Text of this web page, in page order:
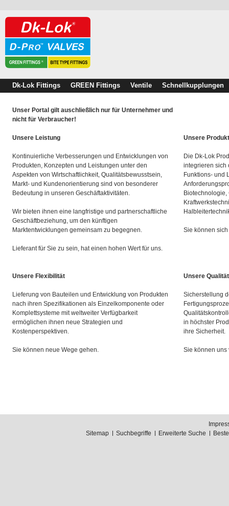
Dk-Lok Fittings GREEN Fittings Ventile Schnellkupplungen
Unser Portal gilt auschließlich nur für Unternehmer und
nicht für Verbraucher!
Unsere Leistung
Kontinuierliche Verbesserungen und Entwicklungen von
Produkten, Konzepten und Leistungen unter den
Aspekten von Wirtschaftlichkeit, Qualitätsbewusstsein,
Markt- und Kundenorientierung sind von besonderer
Bedeutung in unseren Geschäftaktivitäten.
Wir bieten ihnen eine langfristige und partnerschaftliche
Geschäftbeziehung, um den künftigen
Marktentwicklungen gemeinsam zu begegnen.
Lieferant für Sie zu sein, hat einen hohen Wert für uns.
Unsere
Die Dk-Lok
integrieren sich
Funktions- und
Sie können
Unsere Flexibilität
Lieferung von Bauteilen und Entwicklung von Produkten
nach ihren Spezifikationen als Einzelkomponente oder
Komplettsysteme mit weltweiter Verfügbarkeit
ermöglichen ihnen neue Strategien und
Kostenperspektiven.
Sie können neue Wege gehen.
Unsere Qualität
Sicherstellung
in höchster
ihre Sicherheit.
Sie können uns
Sitemap
Suchbegriffe Erweiterte Suche